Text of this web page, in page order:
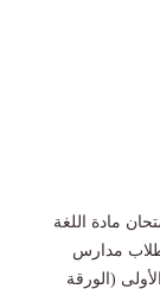
امتحان مادة اللغة
طلاب مدارس
(الورقة